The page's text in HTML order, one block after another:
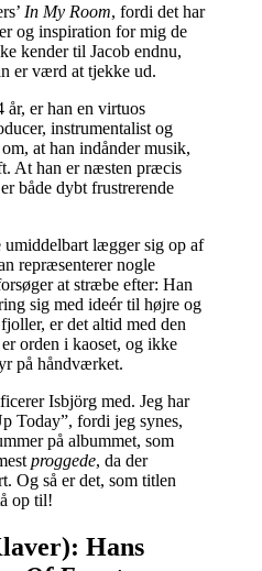
In My Room, fordi det har
og inspiration for mig de
kender til Jacob endnu,
er værd at tjekke ud.
år, er han en virtuos
instrumentalist og
at han indånder musik,
At han er næsten præcis
både dybt frustrerende
lægger sig op af
repræsenterer nogle
at stræbe efter: Han
sig med ideér til højre og
er det altid med den
orden i kaoset, og ikke
på håndværket.
Isbjörg med. Jeg har
Today”, fordi jeg synes,
på albummet, som
proggede, da der
Og så er det, som titlen
op til!
Hans